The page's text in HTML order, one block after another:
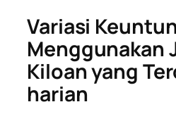
Variasi
Menggunakan
Kiloan yang
harian